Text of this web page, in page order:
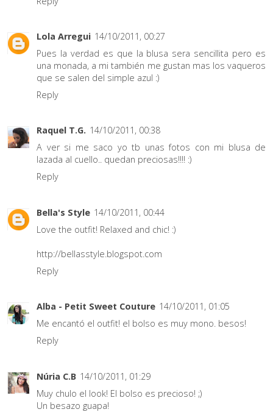
Lola Arregui 14/10/2011, 00:27
Pues la verdad es que la blusa sera sencillita pero es
una monada, a mi también me gustan mas los vaqueros
que se salen del simple azul :)
Reply
Raquel T.G. 14/10/2011, 00:38
A ver si me saco yo tb unas fotos con mi blusa de
lazada al cuello.. quedan preciosas!!!! :)
Reply
Bella's Style 14/10/2011, 00:44
Love the outfit! Relaxed and chic! :)
http://bellasstyle.blogspot.com
Reply
Alba - Petit Sweet Couture 14/10/2011, 01:05
Me encantó el outfit! el bolso es muy mono. besos!
Reply
Núria C.B 14/10/2011, 01:29
Muy chulo el look! El bolso es precioso! ;)
Un besazo guapa!